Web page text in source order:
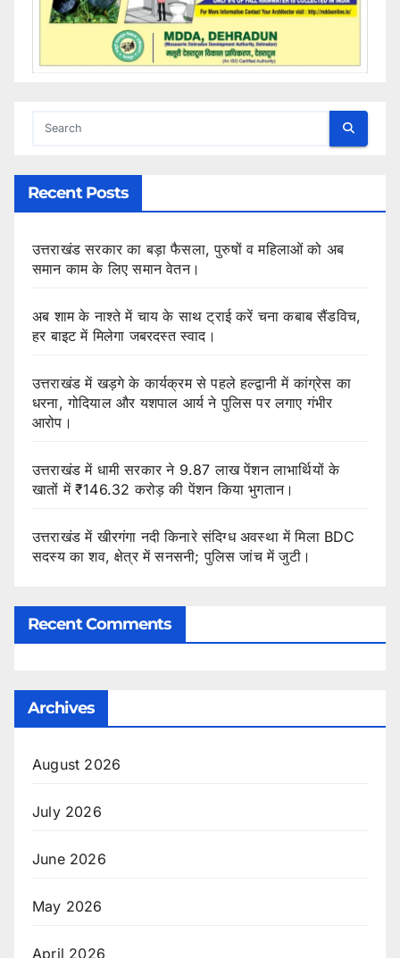
Recent Posts
उत्तराखंड सरकार का बड़ा फैसला, पुरुषों व महिलाओं को अब
समान काम के लिए समान वेतन।
अब शाम के नाश्ते में चाय के साथ ट्राई करें चना कबाब सैंडविच,
हर बाइट में मिलेगा जबरदस्त स्वाद।
उत्तराखंड में खड़गे के कार्यक्रम से पहले हल्द्वानी में कांग्रेस का
धरना, गोदियाल और यशपाल आर्य ने पुलिस पर लगाए गंभीर
आरोप।
उत्तराखंड में धामी सरकार ने 9.87 लाख पेंशन लाभार्थियों के
खातों में ₹146.32 करोड़ की पेंशन किया भुगतान।
उत्तराखंड में खीरगंगा नदी किनारे संदिग्ध अवस्था में मिला BDC
सदस्य का शव, क्षेत्र में सनसनी; पुलिस जांच में जुटी।
Recent Comments
Archives
August 2026
July 2026
June 2026
May 2026
April 2026